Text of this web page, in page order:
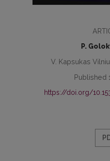
P.
V. Kapsukas
Published
https://doi.org/